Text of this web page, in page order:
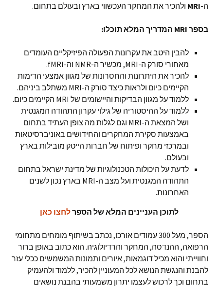
ה-MRI ולהכיר את המחקר העכשווי בארץ ובעולם בתחום.
בספר MRI המדריך המלא תוכלו:
להבין היטב את עקרונות הפעולה הפיזיקליים העומדים
מאחורי סורק ה-MRI, מכשיר ה-NMR וה-fMRI.
להכיר את היתרונות והחסרונות של מגוון אמצעי הדימות
הקיימים כיום ולראות כיצד סורק ה-MRI משתלב ביניהם.
ללמוד על מגוון הבדיקות והיישומים של MRI הקיימים כיום.
ללמוד על ההיסטוריה של גילוי עקרון התהודה המגנטית
ושל המצאת ה-MRI וגם לגלות מה צופן העתיד בתחום
באמצעות סקירת המחקרים והחידושים באוניברסיטאות
ובמרכזי מחקר ופיתוח של חברות הייטק מובילות בארץ
ובעולם.
לדעת על היכולות הטכנולוגיות של מדינת ישראל בתחום
התהודה המגנטית ועל מצב ה-MRI בארץ נכון לשנים
האחרונות.
לתוכן העניינים המלא של הספרלחצו כאן
הספר, מעל 300 עמודים אורכו, נכתב בשיתוף מומחים מתחומי
הרפואה, ההנדסה, המחקר והרדיולוגיה. הוא כתוב באופן ברור
וחווייתי והוא מכיל דוגמאות, איורים ותמונות המשמשים ככלי עזר
להבנת והנגשת הנושא לכל המעוניין להכיר, ללמוד ולהעמיק
בתחום וכך לרכוש לעצמו יתרון משמעותי בהבנת נושאים